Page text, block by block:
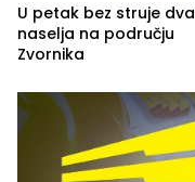
U petak bez struje dva
naselja na području
Zvornika